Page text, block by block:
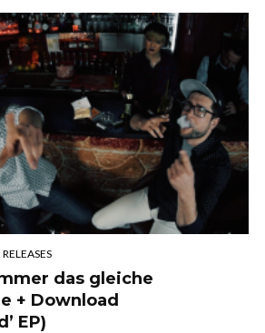
RELEASES
das gleiche
+ Download
EP)